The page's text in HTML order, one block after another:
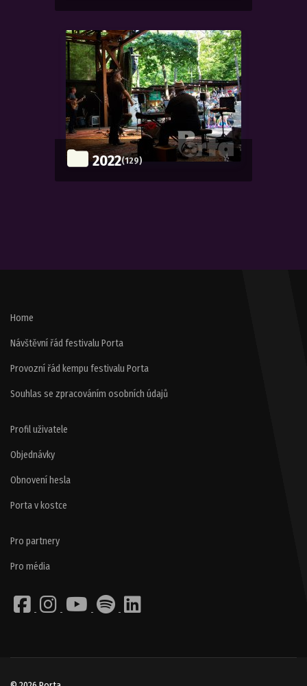
2022(129)
Home
Návštěvní řád festivalu Porta
Provozní řád kempu festivalu Porta
Souhlas se zpracováním osobních údajů
Profil uživatele
Objednávky
Obnovení hesla
Porta v kostce
Pro partnery
Pro média